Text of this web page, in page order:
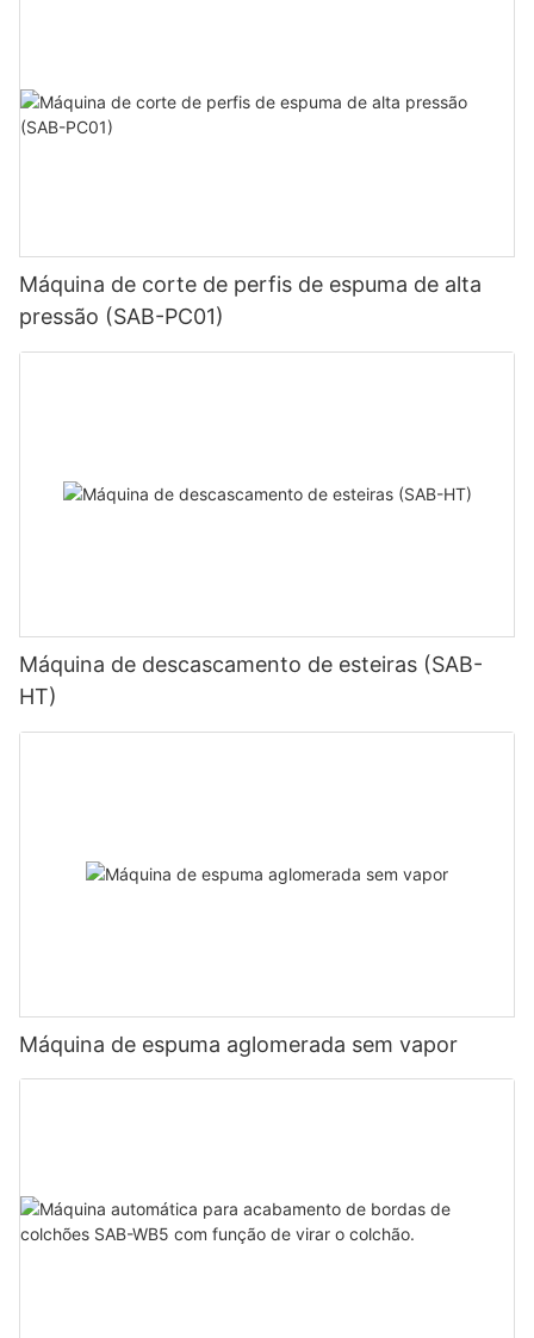
Máquina de corte de perfis de espuma de alta
pressão (SAB-PC01)
Máquina de descascamento de esteiras (SAB-
HT)
Máquina de espuma aglomerada sem vapor